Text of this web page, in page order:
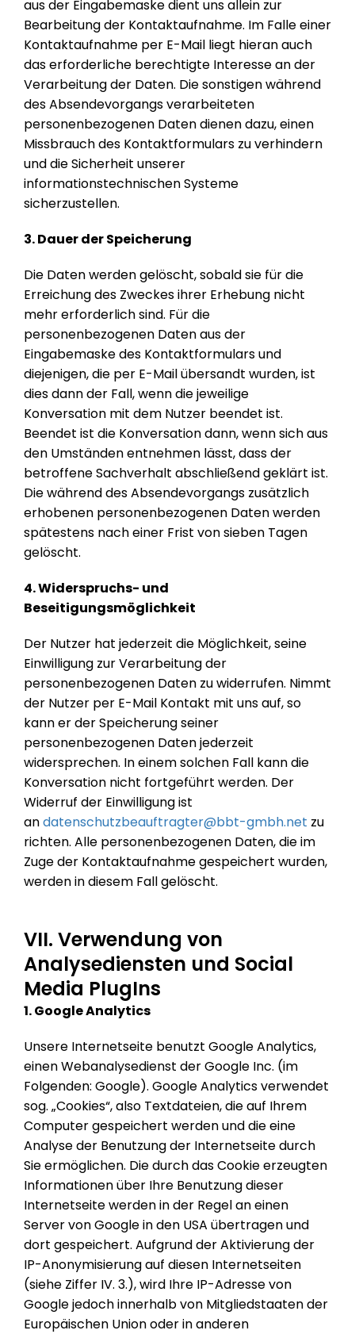
aus der Eingabemaske dient uns allein zur
Bearbeitung der Kontaktaufnahme. Im Falle einer
Kontaktaufnahme per E-Mail liegt hieran auch
das erforderliche berechtigte Interesse an der
Verarbeitung der Daten. Die sonstigen während
des Absendevorgangs verarbeiteten
personenbezogenen Daten dienen dazu, einen
Missbrauch des Kontaktformulars zu verhindern
und die Sicherheit unserer
informationstechnischen Systeme
sicherzustellen.
3. Dauer der Speicherung
Die Daten werden gelöscht, sobald sie für die
Erreichung des Zweckes ihrer Erhebung nicht
mehr erforderlich sind. Für die
personenbezogenen Daten aus der
Eingabemaske des Kontaktformulars und
diejenigen, die per E-Mail übersandt wurden, ist
dies dann der Fall, wenn die jeweilige
Konversation mit dem Nutzer beendet ist.
Beendet ist die Konversation dann, wenn sich aus
den Umständen entnehmen lässt, dass der
betroffene Sachverhalt abschließend geklärt ist.
Die während des Absendevorgangs zusätzlich
erhobenen personenbezogenen Daten werden
spätestens nach einer Frist von sieben Tagen
gelöscht.
4. Widerspruchs- und
Beseitigungsmöglichkeit
Der Nutzer hat jederzeit die Möglichkeit, seine
Einwilligung zur Verarbeitung der
personenbezogenen Daten zu widerrufen. Nimmt
der Nutzer per E-Mail Kontakt mit uns auf, so
kann er der Speicherung seiner
personenbezogenen Daten jederzeit
widersprechen. In einem solchen Fall kann die
Konversation nicht fortgeführt werden. Der
Widerruf der Einwilligung ist
andatenschutzbeauftragter@bbt-gmbh.net zu
richten. Alle personenbezogenen Daten, die im
Zuge der Kontaktaufnahme gespeichert wurden,
werden in diesem Fall gelöscht.
VII. Verwendung von
Analysediensten und Social
Media PlugIns
1. Google Analytics
Unsere Internetseite benutzt Google Analytics,
einen Webanalysedienst der Google Inc. (im
Folgenden: Google). Google Analytics verwendet
sog. „Cookies“, also Textdateien, die auf Ihrem
Computer gespeichert werden und die eine
Analyse der Benutzung der Internetseite durch
Sie ermöglichen. Die durch das Cookie erzeugten
Informationen über Ihre Benutzung dieser
Internetseite werden in der Regel an einen
Server von Google in den USA übertragen und
dort gespeichert. Aufgrund der Aktivierung der
IP-Anonymisierung auf diesen Internetseiten
(siehe Ziffer IV. 3.), wird Ihre IP-Adresse von
Google jedoch innerhalb von Mitgliedstaaten der
Europäischen Union oder in anderen